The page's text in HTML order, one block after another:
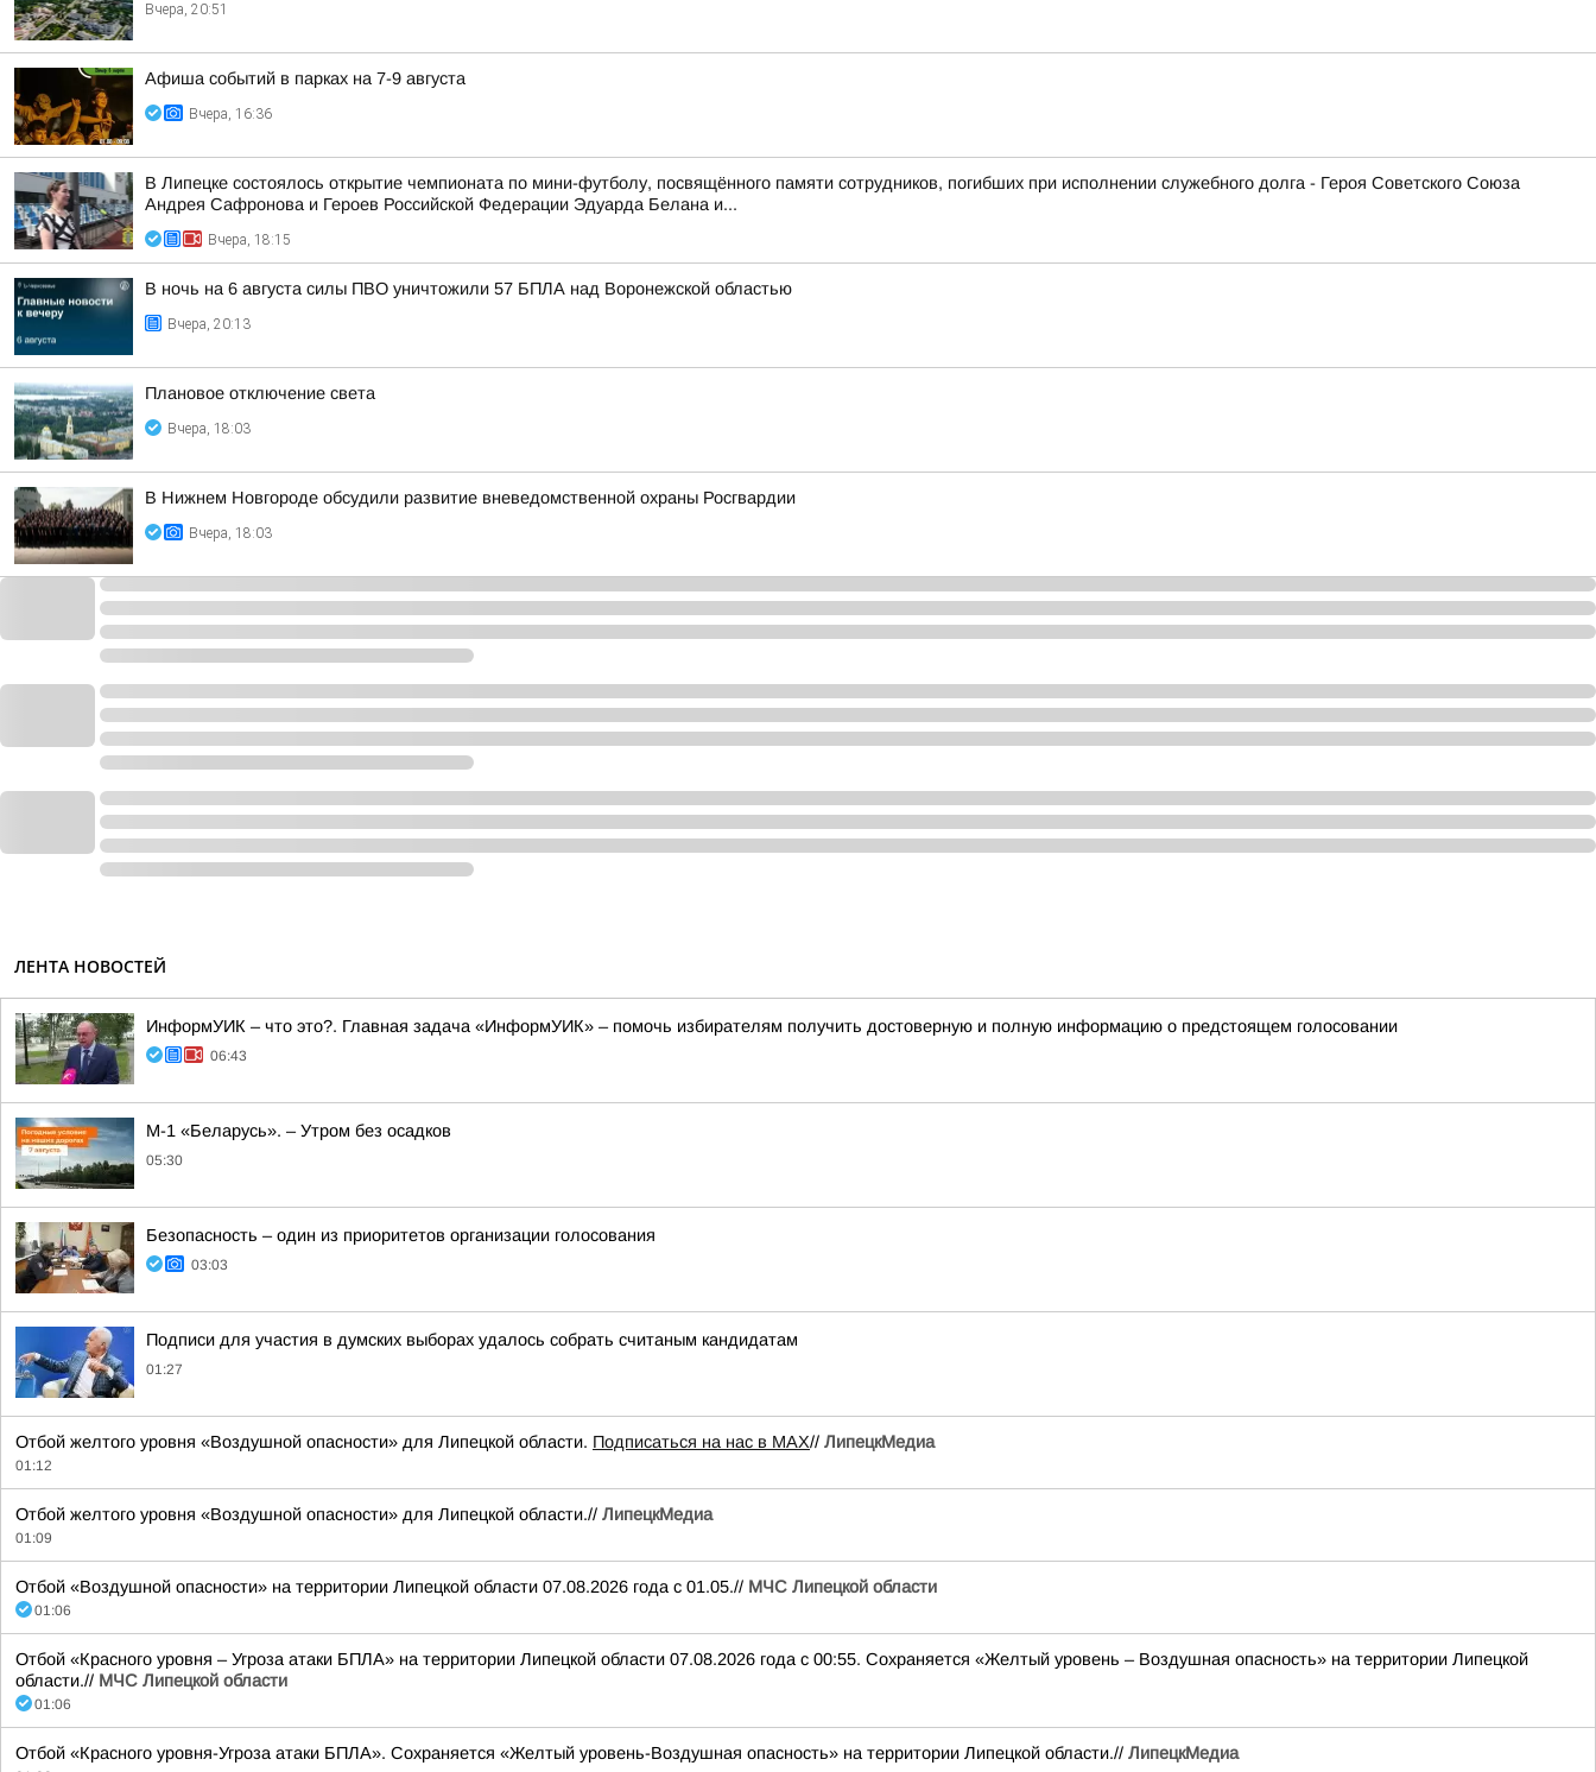
Вчера, 20:51
Афиша событий в парках на 7-9 августа
Вчера, 16:36
В Липецке состоялось открытие чемпионата по мини-футболу, посвящённого памяти сотрудников, погибших при исполнении служебного долга - Героя Советского Союза
Андрея Сафронова и Героев Российской Федерации Эдуарда Белана и...
Вчера, 18:15
В ночь на 6 августа силы ПВО уничтожили 57 БПЛА над Воронежской областью
Вчера, 20:13
Плановое отключение света
Вчера, 18:03
В Нижнем Новгороде обсудили развитие вневедомственной охраны Росгвардии
Вчера, 18:03
ЛЕНТА НОВОСТЕЙ
ИнформУИК – что это?. Главная задача «ИнформУИК» – помочь избирателям получить достоверную и полную информацию о предстоящем голосовании
06:43
М-1 «Беларусь». – Утром без осадков
05:30
Безопасность – один из приоритетов организации голосования
03:03
Подписи для участия в думских выборах удалось собрать считаным кандидатам
01:27
Отбой желтого уровня «Воздушной опасности» для Липецкой области. Подписаться на нас в МАХ// ЛипецкМедиа
01:12
Отбой желтого уровня «Воздушной опасности» для Липецкой области.// ЛипецкМедиа
01:09
Отбой «Воздушной опасности» на территории Липецкой области 07.08.2026 года с 01.05.// МЧС Липецкой области
01:06
Отбой «Красного уровня – Угроза атаки БПЛА» на территории Липецкой области 07.08.2026 года с 00:55. Сохраняется «Желтый уровень – Воздушная опасность» на территории Липецкой
области.// МЧС Липецкой области
01:06
Отбой «Красного уровня-Угроза атаки БПЛА». Сохраняется «Желтый уровень-Воздушная опасность» на территории Липецкой области.// ЛипецкМедиа